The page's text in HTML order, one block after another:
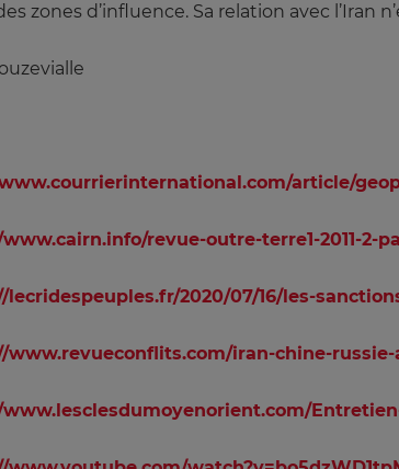
zones d’influence. Sa relation avec l’Iran
article/
revue-outre-terre1-2011-2-
lecridespeuples.fr/2020/07/16/les-
www.revueconflits.com/iran-chine-